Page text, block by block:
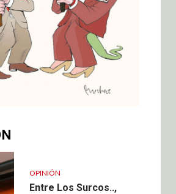
OPINIÓN
Entre Los Surcos..,